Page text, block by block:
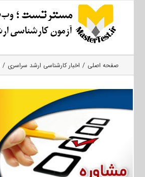
صفحه اصلی اخبار کارشناسی ارشد سراسری